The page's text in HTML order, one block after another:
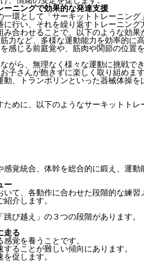
ーニングで効果的な発達支援
環として「サーキットトレーニング
行い、それを繰り返すトレーニング
合わせることで、以下のような効果
力など、多様な運動能力を効率的に高
感じる前庭覚や、筋肉や関節の位置
がら、無理なく様々な運動に挑戦で
子さんが飽きずに楽しく取り組めます
、トランポリンといった器械体操
めに、以下のようなサーキットトレ
覚統合、体幹を総合的に鍛え、運
ー
て、各動作に合わせた段階的な練習
介します。
び越え」の３つの段階があります。
走る
覚を養うことです。
ることが難しい傾向にあります。
促します。